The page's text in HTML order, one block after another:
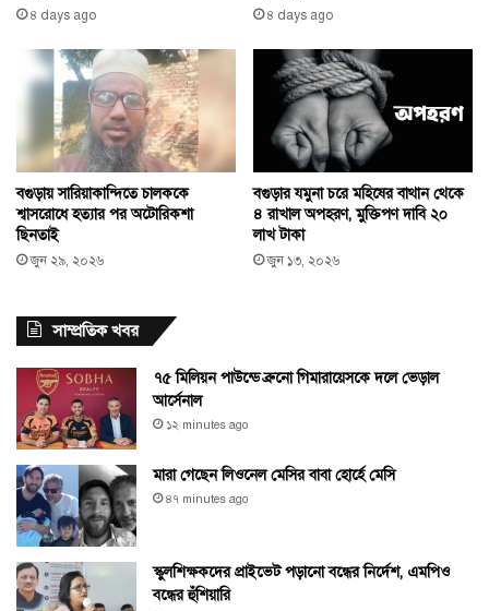
৪ days ago ৪ days ago
বগুড়ায় সারিয়াকান্দিতে চালককে
শ্বাসরোধে হত্যার পর অটোরিকশা
ছিনতাই
জুন ২৯, ২০২৬
বগুড়ার যমুনা চরে মহিষের বাথান থেকে
৪ রাখাল অপহরণ, মুক্তিপণ দাবি ২০
লাখ টাকা
জুন ১৩, ২০২৬
সাম্প্রতিক খবর
৭৫ মিলিয়ন পাউন্ডে ব্রুনো গিমারায়েসকে দলে ভেড়াল
আর্সেনাল
১২ minutes ago
মারা গেছেন লিওনেল মেসির বাবা হোর্হে মেসি
৪৭ minutes ago
স্কুলশিক্ষকদের প্রাইভেট পড়ানো বন্ধের নির্দেশ, এমপিও
বন্ধের হুঁশিয়ারি